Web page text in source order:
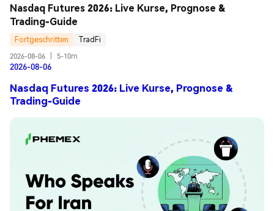
Nasdaq Futures 2026: Live Kurse, Prognose &
Trading-Guide
Fortgeschritten
TradFi
2026-08-06
5-10m
2026-08-06
Nasdaq Futures 2026: Live Kurse, Prognose &
Trading-Guide